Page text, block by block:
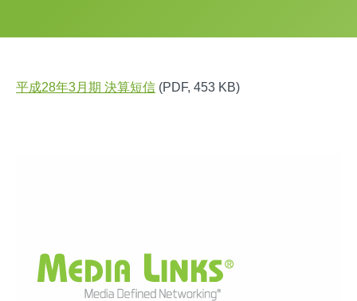
平成28年3月期 決算短信 (PDF, 453 KB)